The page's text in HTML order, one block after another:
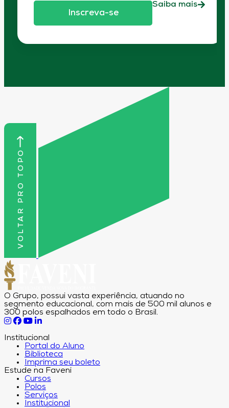
Inscreva-se
Saiba mais
VOLTAR PRO TOPO
O Grupo, possui vasta experiência, atuando no
segmento educacional, com mais de 500 mil alunos e
300 polos espalhados em todo o Brasil.
Institucional
Portal do Aluno
Biblioteca
Imprima seu boleto
Estude na Faveni
Cursos
Polos
Serviços
Institucional